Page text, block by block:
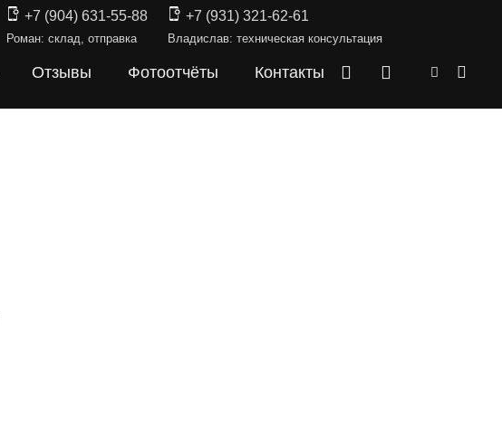
+7 (904) 631-55-88
Роман: склад, отправка
+7 (931) 321-62-61
Владислав: техническая консультация
Отзывы Фотоотчёты Контакты